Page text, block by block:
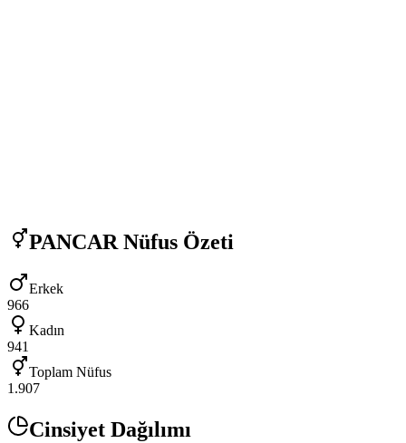
PANCAR Nüfus Özeti
Erkek
966
Kadın
941
Toplam Nüfus
1.907
Cinsiyet Dağılımı